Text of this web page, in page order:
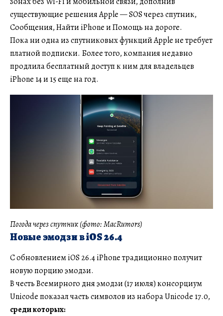
существующие решения Apple — SOS через спутник,
Сообщения, Найти iPhone и Помощь на дороге.
Пока ни одна из спутниковых функций Apple не требует
платной подписки. Более того, компания недавно
продлила бесплатный доступ к ним для владельцев
iPhone 14 и 15 еще на год.
Погода через спутник (фото: MacRumors)
Новые эмодзи в iOS 26.4
С обновлением iOS 26.4 iPhone традиционно получит
новую порцию эмодзи.
В честь Всемирного дня эмодзи (17 июля) консорциум
Unicode показал часть символов из набора Unicode 17.0,
среди которых: